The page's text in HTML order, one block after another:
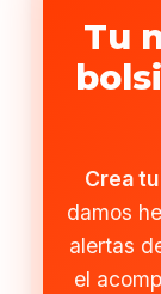
Tu
Crea
damos
alertas
el